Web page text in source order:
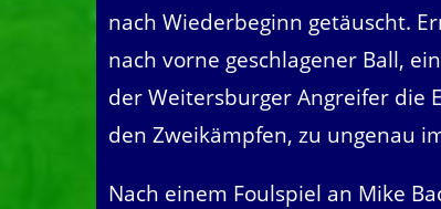
nach Wiederbeginn getäuscht.
nach vorne geschlagener Ball,
der Weitersburger Angreifer die
den Zweikämpfen, zu ungenau
Nach einem Foulspiel an Mike